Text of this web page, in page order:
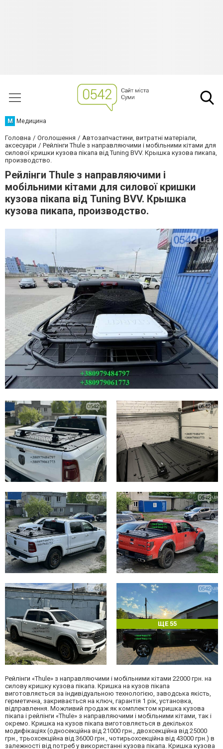
М Медицина
Головна Оголошення
Автозапчастини, витратні матеріали,
аксесуари
Рейлінги Thule з направляючими і мобільними кітами для
силової кришки кузова пікапа від Tuning BVV. Крышка кузова пикапа,
производство.
Рейлінги Thule з направляючими і
мобільними кітами для силової кришки
кузова пікапа від Tuning BVV. Крышка
кузова пикапа, производство.
ЩЕ 55
Рейлінги «Thule» з направляючими і мобільними кітами 22000 грн. на
силову кришку кузова пікапа. Кришка на кузов пікапа
виготовляється за індивідуальною технологією, заводська якість,
герметична, закривається на ключ, гарантія 1 рік, установка,
відправлення. Можливий продаж як комплектом кришка кузова
пікапа і рейлінги «Thule» з направляючими і мобільними кітами, так і
окремо. Кришка на кузов пікапа виготовляється в декількох
модифікаціях (односекційна від 21000 грн., двохсекційна від 25000
грн., трьохсекційна від 36000 грн., чотирьохсекційна від 43000 грн.) в
залежності від потреб у використанні кузова пікапа. Кришка кузова